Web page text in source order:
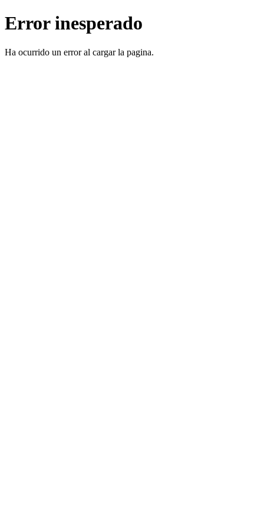
Error inesperado
Ha ocurrido un error al cargar la pagina.